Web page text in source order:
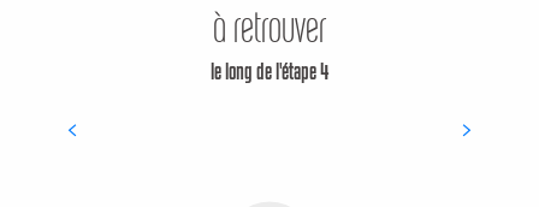
à retrouver
le long de l'étape 4